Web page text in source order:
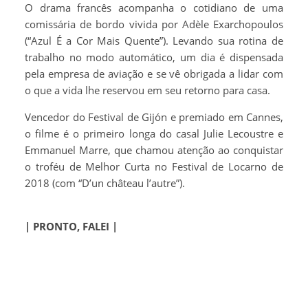
O drama francês acompanha o cotidiano de uma
comissária de bordo vivida por Adèle Exarchopoulos
(“Azul É a Cor Mais Quente”). Levando sua rotina de
trabalho no modo automático, um dia é dispensada
pela empresa de aviação e se vê obrigada a lidar com
o que a vida lhe reservou em seu retorno para casa.
Vencedor do Festival de Gijón e premiado em Cannes,
o filme é o primeiro longa do casal Julie Lecoustre e
Emmanuel Marre, que chamou atenção ao conquistar
o troféu de Melhor Curta no Festival de Locarno de
2018 (com “D’un château l’autre”).
| PRONTO, FALEI |